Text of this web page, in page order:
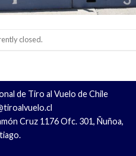
closed.
de Tiro al Vuelo de Chile
Cruz 1176 Ofc. 301, Ñuñoa,